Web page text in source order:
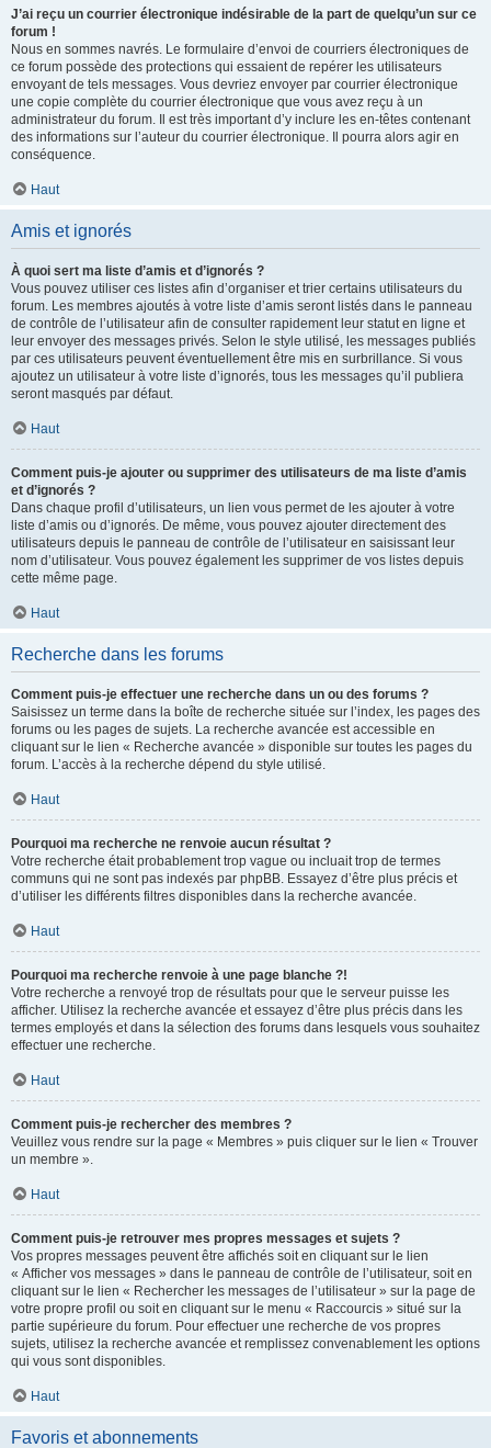
J’ai reçu un courrier électronique indésirable de la part de quelqu’un sur ce
forum !
Nous en sommes navrés. Le formulaire d’envoi de courriers électroniques de
ce forum possède des protections qui essaient de repérer les utilisateurs
envoyant de tels messages. Vous devriez envoyer par courrier électronique
une copie complète du courrier électronique que vous avez reçu à un
administrateur du forum. Il est très important d’y inclure les en-têtes contenant
des informations sur l’auteur du courrier électronique. Il pourra alors agir en
conséquence.
Haut
Amis et ignorés
À quoi sert ma liste d’amis et d’ignorés ?
Vous pouvez utiliser ces listes afin d’organiser et trier certains utilisateurs du
forum. Les membres ajoutés à votre liste d’amis seront listés dans le panneau
de contrôle de l’utilisateur afin de consulter rapidement leur statut en ligne et
leur envoyer des messages privés. Selon le style utilisé, les messages publiés
par ces utilisateurs peuvent éventuellement être mis en surbrillance. Si vous
ajoutez un utilisateur à votre liste d’ignorés, tous les messages qu’il publiera
seront masqués par défaut.
Haut
Comment puis-je ajouter ou supprimer des utilisateurs de ma liste d’amis
et d’ignorés ?
Dans chaque profil d’utilisateurs, un lien vous permet de les ajouter à votre
liste d’amis ou d’ignorés. De même, vous pouvez ajouter directement des
utilisateurs depuis le panneau de contrôle de l’utilisateur en saisissant leur
nom d’utilisateur. Vous pouvez également les supprimer de vos listes depuis
cette même page.
Haut
Recherche dans les forums
Comment puis-je effectuer une recherche dans un ou des forums ?
Saisissez un terme dans la boîte de recherche située sur l’index, les pages des
forums ou les pages de sujets. La recherche avancée est accessible en
cliquant sur le lien « Recherche avancée » disponible sur toutes les pages du
forum. L’accès à la recherche dépend du style utilisé.
Haut
Pourquoi ma recherche ne renvoie aucun résultat ?
Votre recherche était probablement trop vague ou incluait trop de termes
communs qui ne sont pas indexés par phpBB. Essayez d’être plus précis et
d’utiliser les différents filtres disponibles dans la recherche avancée.
Haut
Pourquoi ma recherche renvoie à une page blanche ?!
Votre recherche a renvoyé trop de résultats pour que le serveur puisse les
afficher. Utilisez la recherche avancée et essayez d’être plus précis dans les
termes employés et dans la sélection des forums dans lesquels vous souhaitez
effectuer une recherche.
Haut
Comment puis-je rechercher des membres ?
Veuillez vous rendre sur la page « Membres » puis cliquer sur le lien « Trouver
un membre ».
Haut
Comment puis-je retrouver mes propres messages et sujets ?
Vos propres messages peuvent être affichés soit en cliquant sur le lien
« Afficher vos messages » dans le panneau de contrôle de l’utilisateur, soit en
cliquant sur le lien « Rechercher les messages de l’utilisateur » sur la page de
votre propre profil ou soit en cliquant sur le menu « Raccourcis » situé sur la
partie supérieure du forum. Pour effectuer une recherche de vos propres
sujets, utilisez la recherche avancée et remplissez convenablement les options
qui vous sont disponibles.
Haut
Favoris et abonnements